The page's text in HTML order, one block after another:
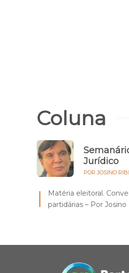
Coluna
Jurídico
POR JOSINO
Matéria eleitoral.
partidárias – Por Josino